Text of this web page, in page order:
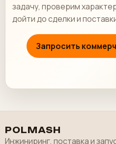
задачу, проверим
дойти до сделки и
Запросить
POLMASH
Инжиниринг, поставка и